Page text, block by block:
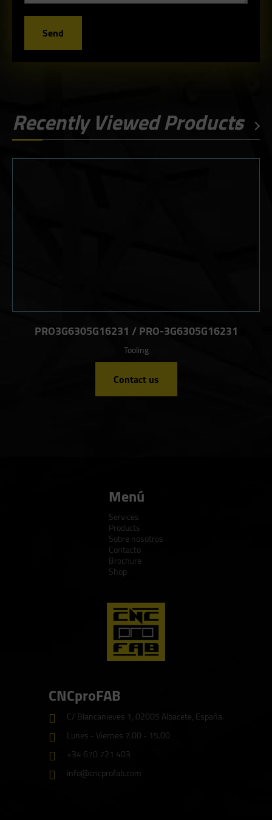
Send
Recently Viewed Products
PRO3G6305G16231 / PRO-3G6305G16231
Tooling
Contact us
Menú
Services
Products
Sobre nosotros
Contacto
Brochure
Shop
CNCproFAB
C/ Blancanieves 1, 02005 Albacete, España.
Lunes - Viernes 7.00 - 15.00
+34 670 721 403
info@cncprofab.com